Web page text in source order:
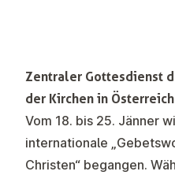
Zentraler Gottesdienst
der Kirchen in
Vom 18. bis 25. Jänner
internationale
Christen“ begangen.